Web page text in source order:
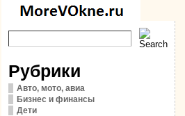
Рубрики
Авто, мото, авиа
Бизнес и финансы
Дети